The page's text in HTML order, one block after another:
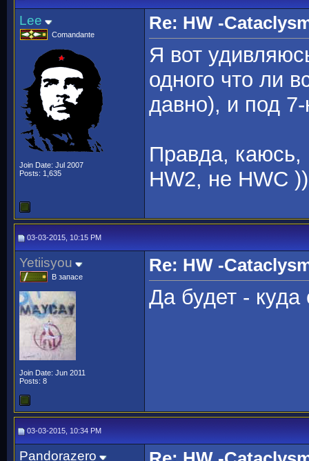
Lee
Comandante
Join Date: Jul 2007
Posts: 1,635
Re: HW -
Я вот
одного что ли
давно), и под
Правда, каюсь,
HW2, не HWC ))
03-03-2015, 10:15 PM
Yetiisyou
В запасе
Join Date: Jun 2011
Posts: 8
Re: HW -
Да будет - куда
03-03-2015, 10:34 PM
Pandorazero